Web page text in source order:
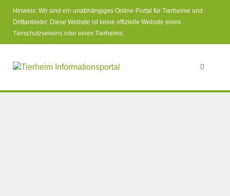
Hinweis: Wir sind ein unabhängiges Online-Portal für Tierheime und
Drittanbieter. Diese Website ist keine offizielle Website eines
Tierschutzvereins oder eines Tierheims.